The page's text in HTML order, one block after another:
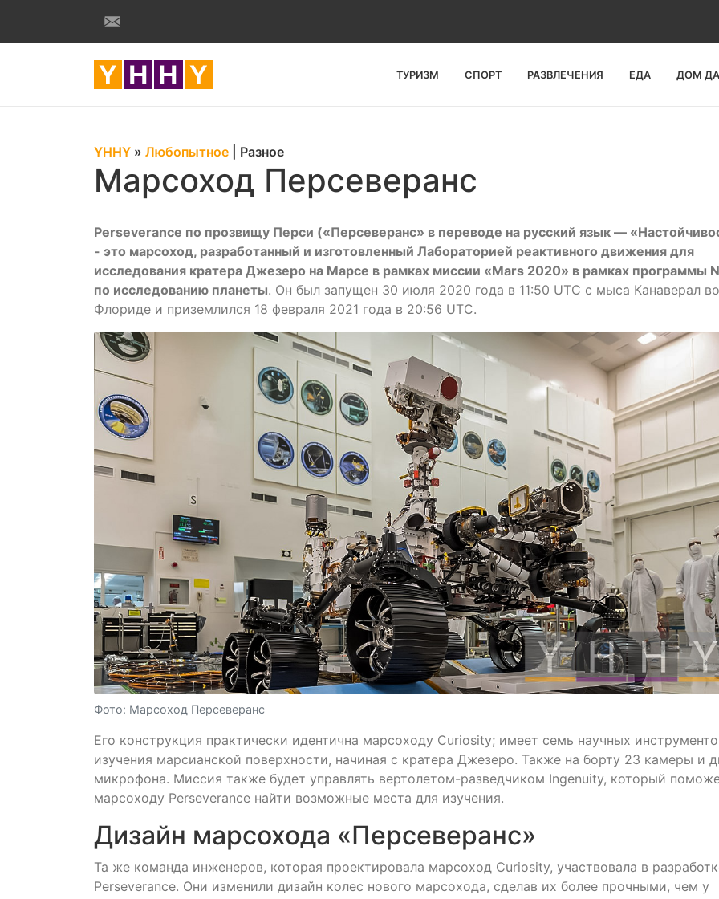
ТУРИЗМ СПОРТ РАЗВЛЕЧЕНИЯ ЕДА ДОМ
YHHY » Любопытное Разное
Марсоход Персеверанс
Perseverance по прозвищу Перси («Персеверанс» в переводе на русский язык —
- это марсоход, разработанный и изготовленный Лабораторией реактивного движения для
исследования кратера Джезеро на Марсе в рамках миссии «Mars 2020» в рамках программы
по исследованию планеты. Он был запущен 30 июля 2020 года в 11:50 UTC с мыса Канаверал во
Флориде и приземлился 18 февраля 2021 года в 20:56 UTC.
Фото: Марсоход Персеверанс
Его конструкция практически идентична марсоходу Curiosity; имеет семь научных
изучения марсианской поверхности, начиная с кратера Джезеро. Также на борту 23 камеры и
микрофона. Миссия также будет управлять вертолетом-разведчиком Ingenuity, который
марсоходу Perseverance найти возможные места для изучения.
Дизайн марсохода «Персеверанс»
Та же команда инженеров, которая проектировала марсоход Curiosity, участвовала в
Perseverance. Они изменили дизайн колес нового марсохода, сделав их более прочными, чем у